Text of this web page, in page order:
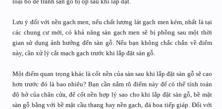
Lưu ý đối với nền gạch men, nếu chất lượng lát gạch men kém, nhất là tại
các chung cư mới, có khả năng sàn gạch men sẽ bị phồng sau một thời
gian sử dụng ảnh hưởng đến sàn gỗ. Nếu bạn không chắc chắn về điểm
này, cần xử lý cắt mạch gạch trước khi lắp đặt sàn gỗ.
Một điểm quan trọng khác là cốt nền của sàn sau khi lắp đặt sàn gỗ sẽ cao
hơn trước đó là bao nhiêu? Bạn cần nắm rõ điểm này để có thể tính toán
độ hở của chân cửa, để cốt nền hợp lý sao cho khi lắp đặt sàn gỗ, bề mặt
sàn gỗ bằng với bề mặt cầu thang hay nền gạch, đá hoa tiếp giáp. Đối với